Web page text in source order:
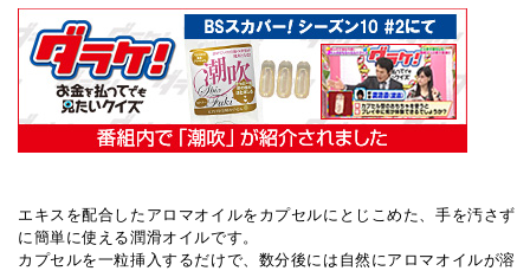
エキスを配合したアロマオイルをカプセルにとじこめた、手を汚さず
に簡単に使える潤滑オイルです。
カプセルを一粒挿入するだけで、数分後には自然にアロマオイルが溶